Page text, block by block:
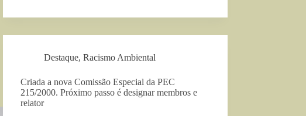
Destaque,Racismo Ambiental
Criada a nova Comissão Especial da PEC
215/2000. Próximo passo é designar membros e
relator